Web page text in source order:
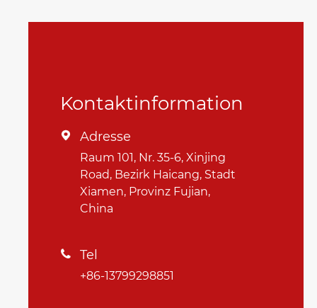
Kontaktinformation
 Adresse
Raum 101, Nr. 35-6, Xinjing
Road, Bezirk Haicang, Stadt
Xiamen, Provinz Fujian,
China
 Tel
+86-13799298851